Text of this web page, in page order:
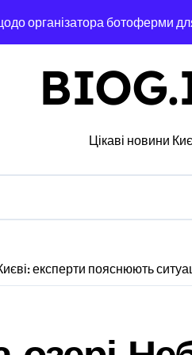
організатора ботоферми для
жертв російської агресії
на станції «Квітнева» у
Києві: місто разом з
наводив ракети та дрони
Цікаві новини
експерти пояснюють